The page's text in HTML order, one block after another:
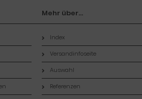
Mehr über...
Index
Versandinfoseite
Auswahl
Referenzen